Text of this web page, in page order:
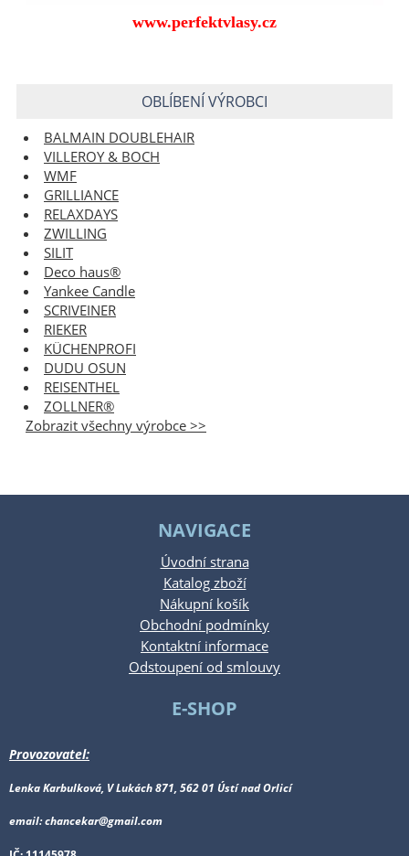
www.perfektvlasy.cz
OBLÍBENÍ VÝROBCI
BALMAIN DOUBLEHAIR
VILLEROY & BOCH
WMF
GRILLIANCE
RELAXDAYS
ZWILLING
SILIT
Deco haus®
Yankee Candle
SCRIVEINER
RIEKER
KÜCHENPROFI
DUDU OSUN
REISENTHEL
ZOLLNER®
Zobrazit všechny výrobce >>
NAVIGACE
Úvodní strana
Katalog zboží
Nákupní košík
Obchodní podmínky
Kontaktní informace
Odstoupení od smlouvy
E-SHOP
Provozovatel:
Lenka Karbulková, V Lukách 871, 562 01 Ústí nad Orlicí
email: chancekar@gmail.com